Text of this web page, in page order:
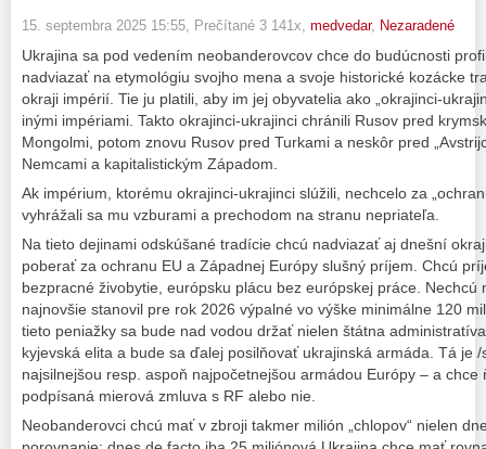
15. septembra 2025 15:55 , Prečítané 3 141x, medvedar, Nezaradené
Ukrajina sa pod vedením neobanderovcov chce do budúcnosti
nadviazať na etymológiu svojho mena a svoje historické kozácke
okraji impérií. Tie ju platili, aby im jej obyvatelia ako „okrajinci-
inými impériami. Takto okrajinci-ukrajinci chránili Rusov pred
Mongolmi, potom znovu Rusov pred Turkami a neskôr pred
Nemcami a kapitalistickým Západom.
Ak impérium, ktorému okrajinci-ukrajinci slúžili, nechcelo za
vyhrážali sa mu vzburami a prechodom na stranu nepriateľa.
Na tieto dejinami odskúšané tradície chcú nadviazať aj dnešní
poberať za ochranu EU a Západnej Európy slušný príjem. Chcú
bezpracné živobytie, európsku plácu bez európskej práce. Nechcú
najnovšie stanovil pre rok 2026 výpalné vo výške minimálne 120
tieto peniažky sa bude nad vodou držať nielen štátna
kyjevská elita a bude sa ďalej posilňovať ukrajinská armáda. Tá je
najsilnejšou resp. aspoň najpočetnejšou armádou Európy – a chce
podpísaná mierová zmluva s RF alebo nie.
Neobanderovci chcú mať v zbroji takmer milión „chlopov“ nielen